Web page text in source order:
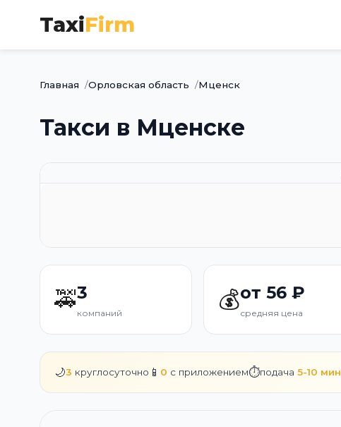
TaxiFirm
Главная Орловская область Мценск
Такси в Мценске
🚕3
компаний 💰от 56 ₽
средняя цена
🌙3 круглосуточно 📱 0 с приложением⏱️подача 5-10 мин